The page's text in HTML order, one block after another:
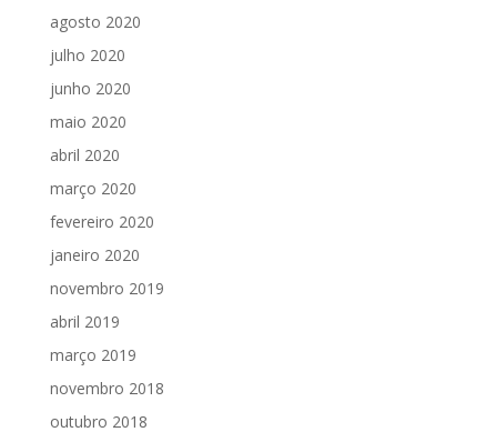
agosto 2020
julho 2020
junho 2020
maio 2020
abril 2020
março 2020
fevereiro 2020
janeiro 2020
novembro 2019
abril 2019
março 2019
novembro 2018
outubro 2018